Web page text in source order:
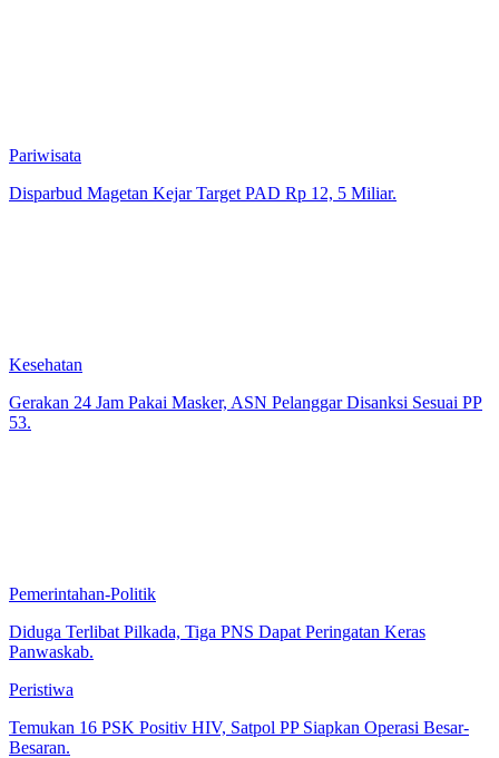
Pariwisata
Disparbud Magetan Kejar Target PAD Rp 12, 5 Miliar.
Kesehatan
Gerakan 24 Jam Pakai Masker, ASN Pelanggar Disanksi Sesuai PP
53.
Pemerintahan-Politik
Diduga Terlibat Pilkada, Tiga PNS Dapat Peringatan Keras
Panwaskab.
Peristiwa
Temukan 16 PSK Positiv HIV, Satpol PP Siapkan Operasi Besar-
Besaran.